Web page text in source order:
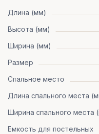
Длина (мм)
Высота (мм)
Ширина (мм)
Размер
Спальное место
Длина спального места
Ширина спального места
Емкость для постельных